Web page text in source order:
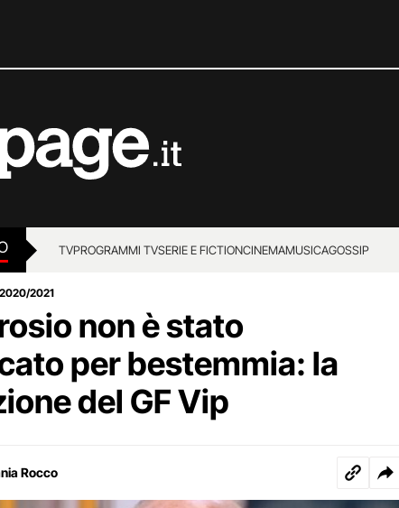
TVPROGRAMMI TVSERIE E FICTIONCINEMAMUSICAGOSSIP
2021
non è stato
per bestemmia: la
del GF Vip
Rocco